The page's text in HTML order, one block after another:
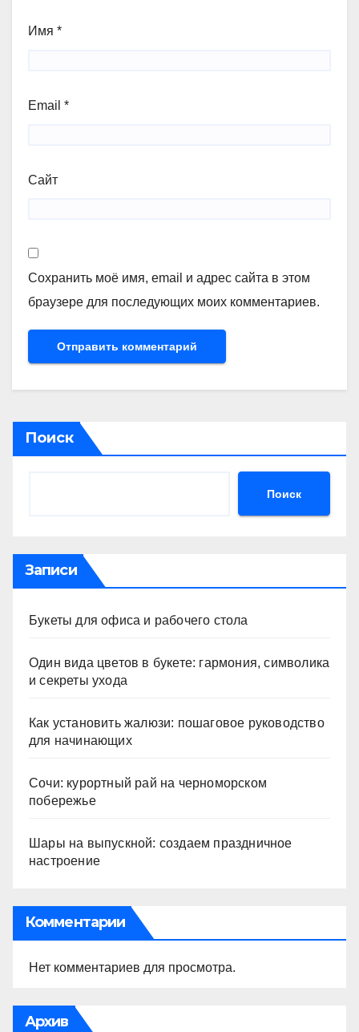
Имя *
Email *
Сайт
Сохранить моё имя, email и адрес сайта в этом
браузере для последующих моих комментариев.
Поиск
Поиск
Записи
Букеты для офиса и рабочего стола
Один вида цветов в букете: гармония, символика
и секреты ухода
Как установить жалюзи: пошаговое руководство
для начинающих
Сочи: курортный рай на черноморском
побережье
Шары на выпускной: создаем праздничное
настроение
Комментарии
Нет комментариев для просмотра.
Архив